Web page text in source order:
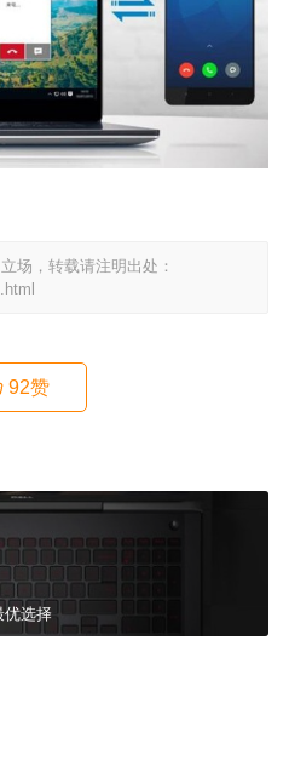
场，转载请注明出处：
92赞
优选择
滤直饮机D768解锁健康饮水新姿势